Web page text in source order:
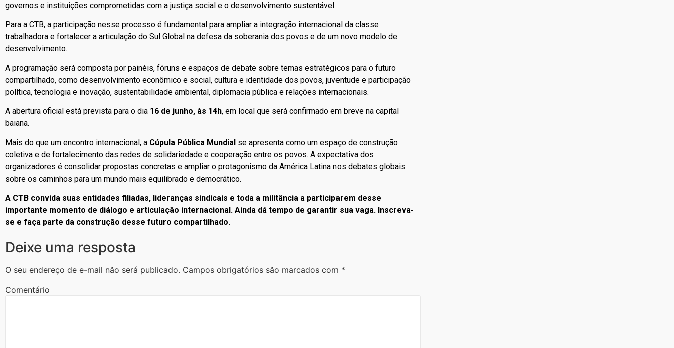
governos e instituições comprometidas com a justiça social e o desenvolvimento sustentável.
Para a CTB, a participação nesse processo é fundamental para ampliar a integração internacional da classe
trabalhadora e fortalecer a articulação do Sul Global na defesa da soberania dos povos e de um novo modelo de
desenvolvimento.
A programação será composta por painéis, fóruns e espaços de debate sobre temas estratégicos para o futuro
compartilhado, como desenvolvimento econômico e social, cultura e identidade dos povos, juventude e participação
política, tecnologia e inovação, sustentabilidade ambiental, diplomacia pública e relações internacionais.
A abertura oficial está prevista para o dia 16 de junho, às 14h, em local que será confirmado em breve na capital
baiana.
Mais do que um encontro internacional, a Cúpula Pública Mundial se apresenta como um espaço de construção
coletiva e de fortalecimento das redes de solidariedade e cooperação entre os povos. A expectativa dos
organizadores é consolidar propostas concretas e ampliar o protagonismo da América Latina nos debates globais
sobre os caminhos para um mundo mais equilibrado e democrático.
A CTB convida suas entidades filiadas, lideranças sindicais e toda a militância a participarem desse
importante momento de diálogo e articulação internacional. Ainda dá tempo de garantir sua vaga. Inscreva-
se e faça parte da construção desse futuro compartilhado.
Deixe uma resposta
O seu endereço de e-mail não será publicado. Campos obrigatórios são marcados com *
Comentário